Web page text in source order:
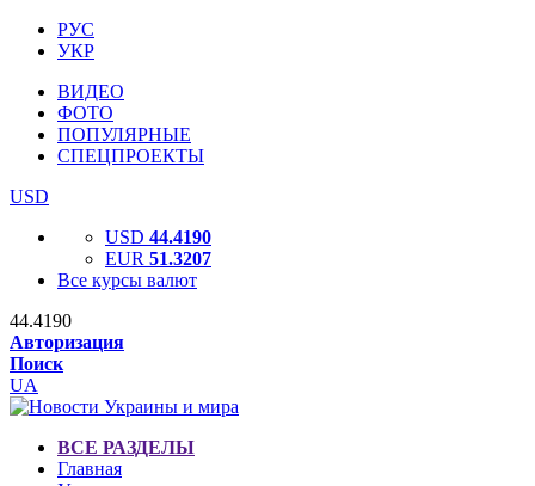
РУС
УКР
ВИДЕО
ФОТО
ПОПУЛЯРНЫЕ
СПЕЦПРОЕКТЫ
USD
USD 44.4190
EUR 51.3207
Все курсы валют
44.4190
Авторизация
Поиск
UA
ВСЕ РАЗДЕЛЫ
Главная